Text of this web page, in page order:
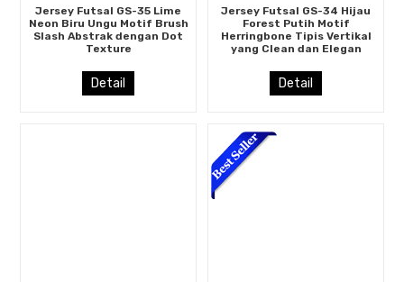
Jersey Futsal GS-35 Lime
Neon Biru Ungu Motif Brush
Slash Abstrak dengan Dot
Texture
Detail
Jersey Futsal GS-34 Hijau
Forest Putih Motif
Herringbone Tipis Vertikal
yang Clean dan Elegan
Detail